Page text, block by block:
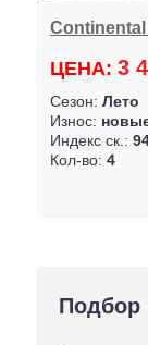
Подбор
Continental
ЦЕНА: 3
Сезон: Лето
Износ:
Индекс ск.:
Кол-во: 4